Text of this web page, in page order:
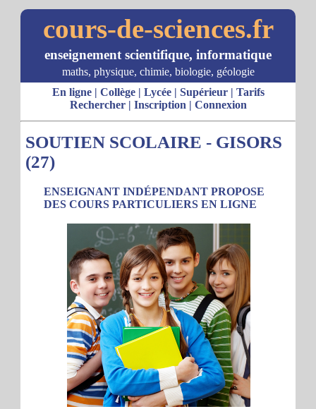
cours-de-sciences.fr
enseignement scientifique, informatique
maths, physique, chimie, biologie, géologie
En ligne| Collège| Lycée| Supérieur| Tarifs
Rechercher| Inscription | Connexion
SOUTIEN SCOLAIRE - GISORS
(27)
ENSEIGNANT INDÉPENDANT PROPOSE
DES COURS PARTICULIERS EN LIGNE